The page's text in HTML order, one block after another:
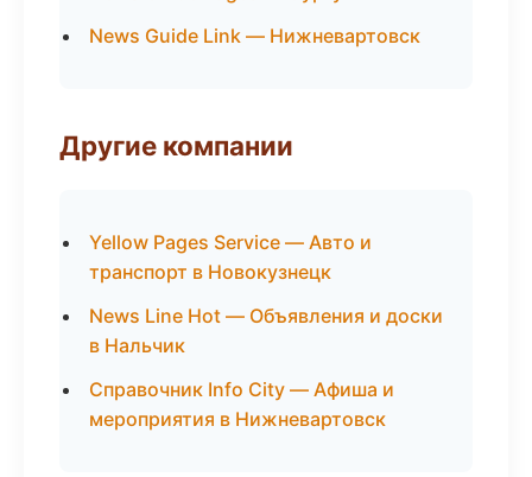
News Guide Link — Нижневартовск
Другие компании
Yellow Pages Service — Авто и
транспорт в Новокузнецк
News Line Hot — Объявления и доски
в Нальчик
Справочник Info City — Афиша и
мероприятия в Нижневартовск